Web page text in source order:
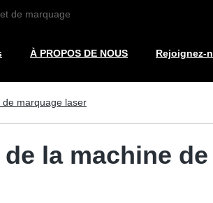
de marquage
À PROPOS DE NOUS Rejoignez-
marquage laser
la machine